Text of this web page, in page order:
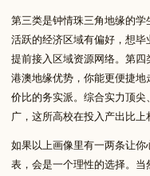
第三类是钟情珠三角地缘的
活跃的经济区域有偏好，想
提前接入区域资源网络。第
港澳地缘优势，你能更便捷
价比的务实派。综合实力顶
广，这所高校在投入产出比上
如果以上画像里有一两条让
表，会是一个理性的选择。